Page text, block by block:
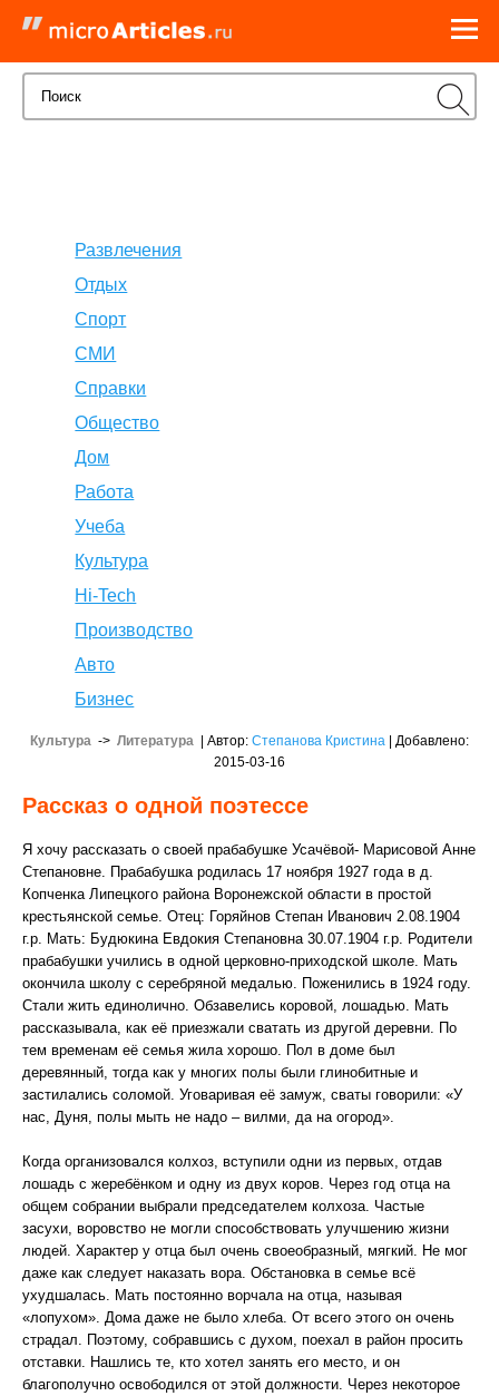
Развлечения
Отдых
Спорт
СМИ
Справки
Общество
Дом
Работа
Учеба
Культура
Hi-Tech
Производство
Авто
Бизнес
Культура -> Литература | Автор: Степанова Кристина | Добавлено:
2015-03-16
Рассказ о одной поэтессе
Я хочу рассказать о своей прабабушке Усачёвой- Марисовой Анне
Степановне. Прабабушка родилась 17 ноября 1927 года в д.
Копченка Липецкого района Воронежской области в простой
крестьянской семье. Отец: Горяйнов Степан Иванович 2.08.1904
г.р. Мать: Будюкина Евдокия Степановна 30.07.1904 г.р. Родители
прабабушки учились в одной церковно-приходской школе. Мать
окончила школу с серебряной медалью. Поженились в 1924 году.
Стали жить единолично. Обзавелись коровой, лошадью. Мать
рассказывала, как её приезжали сватать из другой деревни. По
тем временам её семья жила хорошо. Пол в доме был
деревянный, тогда как у многих полы были глинобитные и
застилались соломой. Уговаривая её замуж, сваты говорили: «У
нас, Дуня, полы мыть не надо – вилми, да на огород».
Когда организовался колхоз, вступили одни из первых, отдав
лошадь с жеребёнком и одну из двух коров. Через год отца на
общем собрании выбрали председателем колхоза. Частые
засухи, воровство не могли способствовать улучшению жизни
людей. Характер у отца был очень своеобразный, мягкий. Не мог
даже как следует наказать вора. Обстановка в семье всё
ухудшалась. Мать постоянно ворчала на отца, называя
«лопухом». Дома даже не было хлеба. От всего этого он очень
страдал. Поэтому, собравшись с духом, поехал в район просить
отставки. Нашлись те, кто хотел занять его место, и он
благополучно освободился от этой должности. Через некоторое